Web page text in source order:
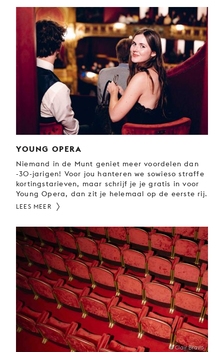
UW
BEZOEK
JONG
PUBLIEK
DE
MUNT
STEUN
ONS
YOUNG OPERA
Niemand in de Munt geniet meer voordelen dan
-30-jarigen! Voor jou hanteren we sowieso straffe
kortingstarieven, maar schrijf je je gratis in voor
Young Opera, dan zit je helemaal op de eerste rij.
LEES MEER
© Clair Bravo